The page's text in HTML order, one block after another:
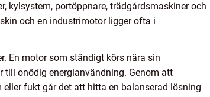
kylsystem, portöppnare, trädgårdsmaskiner och
och en industrimotor ligger ofta i
En motor som ständigt körs nära sin
till onödig energianvändning. Genom att
fukt går det att hitta en balanserad lösning